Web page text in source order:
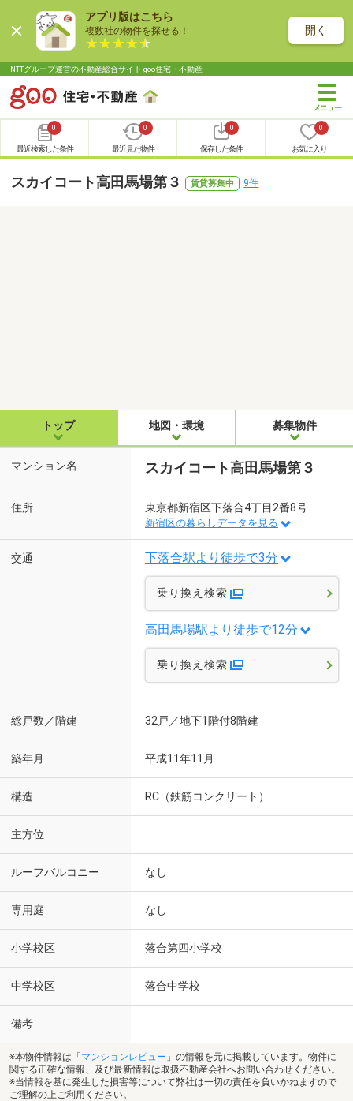
アプリ版はこちら
複数社の物件を探せる！ 開く
NTTグループ運営の不動産総合サイト goo住宅・不動産
0
最近検索した条件
0
最近見た物件
0
保存した条件
0
お気に入り
スカイコート高田馬場第３ 賃貸募集中 9件
トップ 地図・環境 募集物件
マンション名 スカイコート高田馬場第３
住所 東京都新宿区下落合4丁目2番8号
新宿区の暮らしデータを見る
交通 下落合駅より徒歩で3分
乗り換え検索
高田馬場駅より徒歩で12分
乗り換え検索
総戸数／階建 32戸／地下1階付8階建
築年月 平成11年11月
構造 RC（鉄筋コンクリート）
主方位
ルーフバルコニー なし
専用庭 なし
小学校区 落合第四小学校
中学校区 落合中学校
備考
※本物件情報は「 マンションレビュー 」の情報を元に掲載しています。物件に
関する正確な情報、及び最新情報は取扱不動産会社へお問い合わせください。
※当情報を基に発生した損害等について弊社は一切の責任を負いかねますので
ご理解の上ご利用ください。